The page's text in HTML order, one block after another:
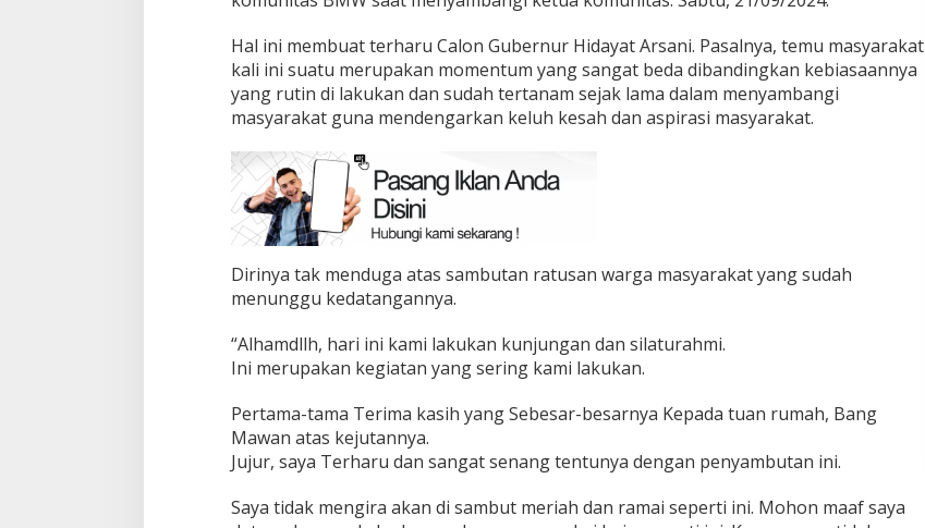
Hal ini membuat terharu Calon Gubernur Hidayat Arsani. Pasalnya, temu masyarakat
kali ini suatu merupakan momentum yang sangat beda dibandingkan kebiasaannya
yang rutin di lakukan dan sudah tertanam sejak lama dalam menyambangi
masyarakat guna mendengarkan keluh kesah dan aspirasi masyarakat.
Dirinya tak menduga atas sambutan ratusan warga masyarakat yang sudah
menunggu kedatangannya.
“Alhamdllh, hari ini kami lakukan kunjungan dan silaturahmi.
Ini merupakan kegiatan yang sering kami lakukan.
Pertama-tama Terima kasih yang Sebesar-besarnya Kepada tuan rumah, Bang
Mawan atas kejutannya.
Jujur, saya Terharu dan sangat senang tentunya dengan penyambutan ini.
Saya tidak mengira akan di sambut meriah dan ramai seperti ini. Mohon maaf saya